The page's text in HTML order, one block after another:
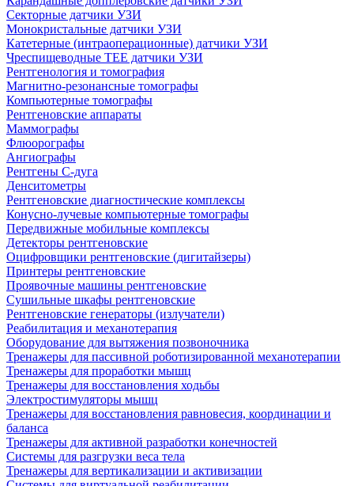
Секторные датчики УЗИ
Монокристальные датчики УЗИ
Катетерные (интраоперационные) датчики УЗИ
Чреспищеводные TEE датчики УЗИ
Рентгенология и томография
Магнитно-резонансные томографы
Компьютерные томографы
Рентгеновские аппараты
Маммографы
Флюорографы
Ангиографы
Рентгены С-дуга
Денситометры
Рентгеновские диагностические комплексы
Конусно-лучевые компьютерные томографы
Передвижные мобильные комплексы
Детекторы рентгеновские
Оцифровщики рентгеновские (дигитайзеры)
Принтеры рентгеновские
Проявочные машины рентгеновские
Сушильные шкафы рентгеновские
Рентгеновские генераторы (излучатели)
Реабилитация и механотерапия
Оборудование для вытяжения позвоночника
Тренажеры для пассивной роботизированной механотерапии
Тренажеры для проработки мышц
Тренажеры для восстановления ходьбы
Электростимуляторы мышц
Тренажеры для восстановления равновесия, координации и
баланса
Тренажеры для активной разработки конечностей
Системы для разгрузки веса тела
Тренажеры для вертикализации и активизации